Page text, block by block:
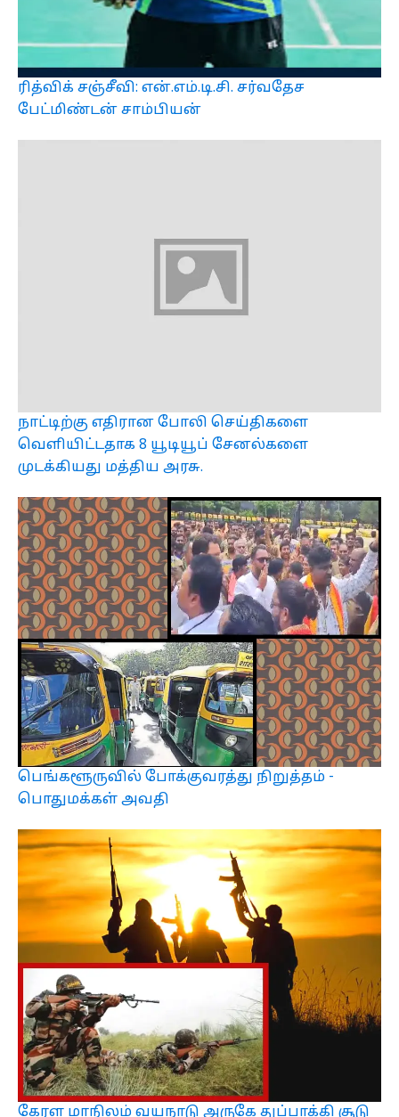
ரித்விக் சஞ்சீவி: என்.எம்.டி.சி. சர்வதேச
பேட்மிண்டன் சாம்பியன்
நாட்டிற்கு எதிரான போலி செய்திகளை
வெளியிட்டதாக 8 யூடியூப் சேனல்களை
முடக்கியது மத்திய அரசு.
பெங்களூருவில் போக்குவரத்து நிறுத்தம் -
பொதுமக்கள் அவதி
கேரள மாநிலம் வயநாடு அருகே துப்பாக்கி சூடு